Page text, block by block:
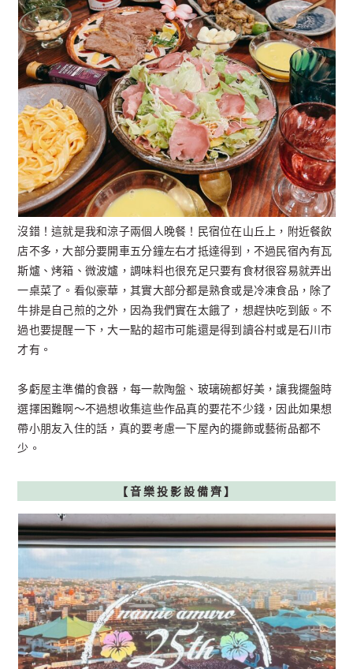
沒錯！這就是我和涼子兩個人晚餐！民宿位在山丘上，附近餐飲
店不多，大部分要開車五分鐘左右才抵達得到，不過民宿內有瓦
斯爐、烤箱、微波爐，調味料也很充足只要有食材很容易就弄出
一桌菜了。看似豪華，其實大部分都是熟食或是冷凍食品，除了
牛排是自己煎的之外，因為我們實在太餓了，想趕快吃到飯。不
過也要提醒一下，大一點的超市可能還是得到讀谷村或是石川市
才有。
多虧屋主準備的食器，每一款陶盤、玻璃碗都好美，讓我擺盤時
選擇困難啊～不過想收集這些作品真的要花不少錢，因此如果想
帶小朋友入住的話，真的要考慮一下屋內的擺飾或藝術品都不
少。
【音樂投影設備齊】